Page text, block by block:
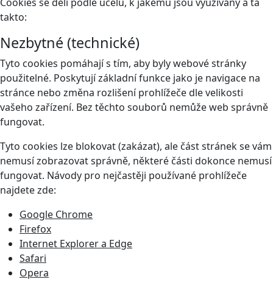
takto:
Nezbytné (technické)
Tyto cookies pomáhají s tím, aby byly webové stránky
použitelné. Poskytují základní funkce jako je navigace na
stránce nebo změna rozlišení prohlížeče dle velikosti
vašeho zařízení. Bez těchto souborů nemůže web správně
fungovat.
Tyto cookies lze blokovat (zakázat), ale část stránek se vám
nemusí zobrazovat správně, některé části dokonce nemusí
fungovat. Návody pro nejčastěji používané prohlížeče
najdete zde:
Google Chrome
Firefox
Internet Explorer a Edge
Safari
Opera